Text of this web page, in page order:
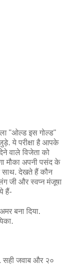
"ओल्ड इस गोल्ड"
ये परीक्षा है आपके
वाले विजेता को
मौका अपनी पसंद के
साथ. देखते हैं कौन
जी और स्वप्न मंजूषा
हैं-
बना दिया.
सही जवाब और २०